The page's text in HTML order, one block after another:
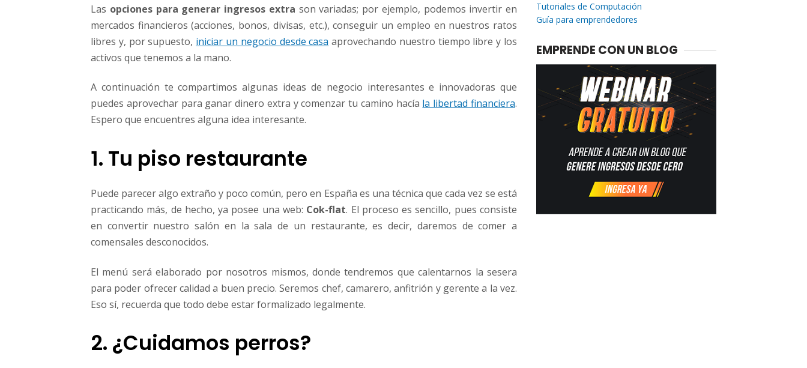
Las opciones para generar ingresos extra son variadas; por ejemplo, podemos invertir en
mercados financieros (acciones, bonos, divisas, etc.), conseguir un empleo en nuestros ratos
libres y, por supuesto, iniciar un negocio desde casa aprovechando nuestro tiempo libre y los
activos que tenemos a la mano.
A continuación te compartimos algunas ideas de negocio interesantes e innovadoras que
puedes aprovechar para ganar dinero extra y comenzar tu camino hacía la libertad financiera.
Espero que encuentres alguna idea interesante.
1. Tu piso restaurante
Puede parecer algo extraño y poco común, pero en España es una técnica que cada vez se está
practicando más, de hecho, ya posee una web: Cok-flat. El proceso es sencillo, pues consiste
en convertir nuestro salón en la sala de un restaurante, es decir, daremos de comer a
comensales desconocidos.
El menú será elaborado por nosotros mismos, donde tendremos que calentarnos la sesera
para poder ofrecer calidad a buen precio. Seremos chef, camarero, anfitrión y gerente a la vez.
Eso sí, recuerda que todo debe estar formalizado legalmente.
2. ¿Cuidamos perros?
Tutoriales de Computación
Guía para emprendedores
EMPRENDE CON UN BLOG